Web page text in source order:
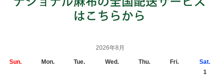
2026年8月
Sun. Mon. Tue. Wed. Thu. Fri.
Sat.
1